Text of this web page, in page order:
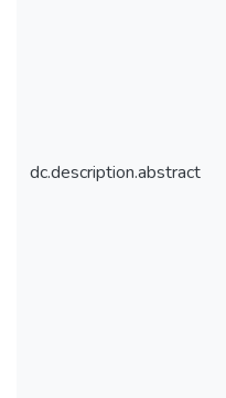
dc.description.abstract